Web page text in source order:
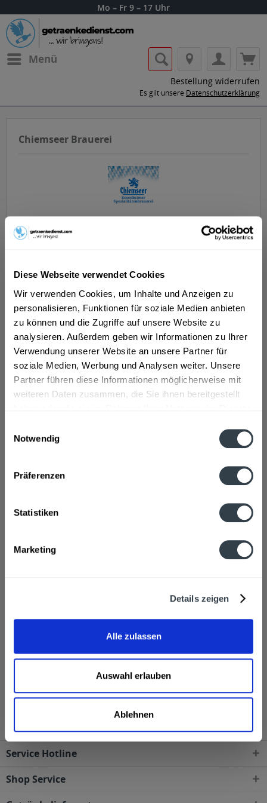
Diese Webseite verwendet Cookies
Wir verwenden Cookies, um Inhalte und Anzeigen zu
personalisieren, Funktionen für soziale Medien anbieten
zu können und die Zugriffe auf unsere Website zu
analysieren. Außerdem geben wir Informationen zu Ihrer
Verwendung unserer Website an unsere Partner für
soziale Medien, Werbung und Analysen weiter. Unsere
Partner führen diese Informationen möglicherweise mit
weiteren Daten zusammen, die Sie ihnen bereitgestellt
Notwendig
Präferenzen
Statistiken
Marketing
Details zeigen
Alle zulassen
Auswahl erlauben
Ablehnen
Mo – Fr 9 – 17 Uhr
Menü
Bestellung widerrufen
Es gilt unsere Datenschutzerklärung
Chiemseer Brauerei
Lass dir die Getränke von Chiemseer
Gmbh, diese hat ihren Sitz in Rosenheim und wurde im
Jahr 1887 gegründet. Sie ist Teil der Paulaner
Brauereigruppe. Gebraut wird das Bier nicht am
Chiemsee, wie der Name vermuten lässt. Es wird in
Rosenheim am Inn hergestellt. Das Chiemseer Bier ist
sehr beliebt und für seinen Geschmack bekannt. Es wird
noch heute auf das Ursprungsrezept geachtet und mit
Tradition gebraut. Chiemseer bietet verschiedene
Das Bier ist in Glasflaschen gefüllt, die eine Größe von
0,33l bis 0,5l haben. Es ist in Kästen mit je 20 Flaschen
Über unseren Getränkeservice können Sie Chiemseer
auch Leergut mit. Sie müssen keine Kisten schleppen.
Die Biere sind traditionell gebraut und qualitativ
hochwertig. Perfekt für den traditionsbewussten
Chiemseer Brauerei wird in den folgenden Regionen,
Service Hotline
Shop Service